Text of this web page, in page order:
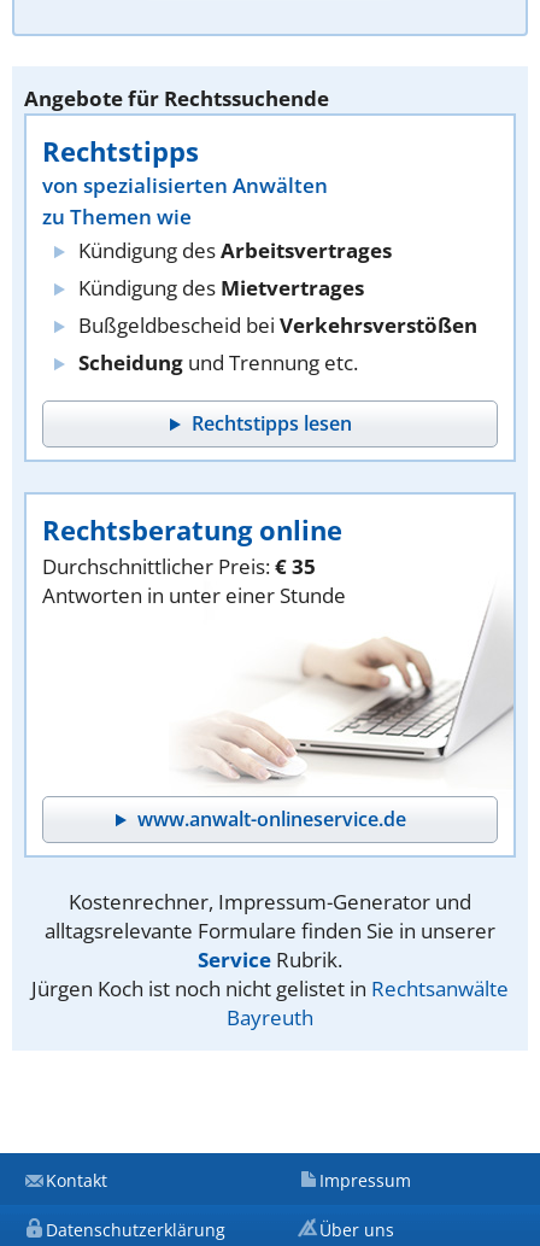
Angebote für Rechtssuchende
Rechtstipps
von spezialisierten Anwälten
zu Themen wie
Kündigung desArbeitsvertrages
Kündigung des Mietvertrages
Bußgeldbescheid bei Verkehrsverstößen
Scheidung und Trennung etc.
Rechtstipps lesen
Rechtsberatung online
Durchschnittlicher Preis:€ 35
Antworten in unter einer Stunde
www.anwalt-onlineservice.de
Kostenrechner, Impressum-Generator und
alltagsrelevante Formulare finden Sie in unserer
Service Rubrik.
Jürgen Koch ist noch nicht gelistet in Rechtsanwälte
Bayreuth
Kontakt Impressum
Datenschutzerklärung Über uns